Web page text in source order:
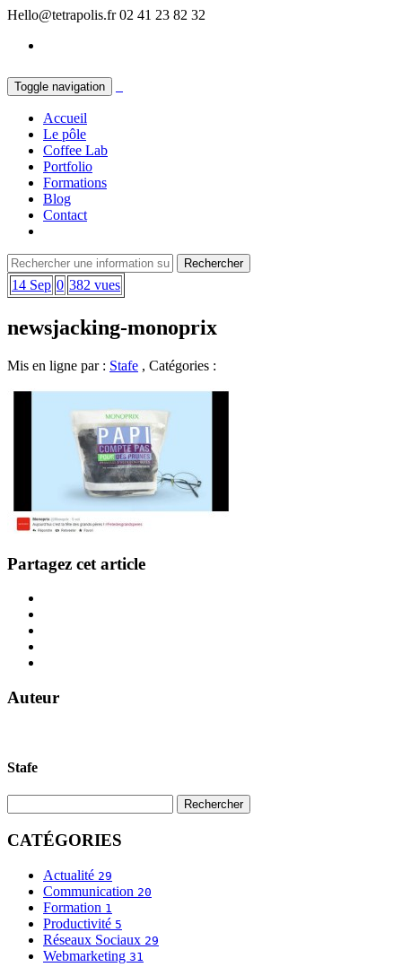
Hello@tetrapolis.fr 02 41 23 82 32
Toggle navigation
Accueil
Le pôle
Coffee Lab
Portfolio
Formations
Blog
Contact
14 Sep 0 382 vues
newsjacking-monoprix
Mis en ligne par : Stafe , Catégories :
Partagez cet article
Auteur
Stafe
CATÉGORIES
Actualité 29
Communication 20
Formation 1
Productivité 5
Réseaux Sociaux 29
Webmarketing 31